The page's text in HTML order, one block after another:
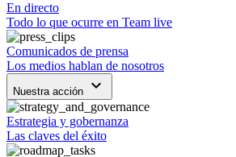
En directo
Todo lo que ocurre en Team live
Comunicados de prensa
Los medios hablan de nosotros
Nuestra acción keyboard_arrow_down
Estrategia y gobernanza
Las claves del éxito